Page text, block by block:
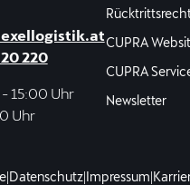
220
15:00 Uhr
Uhr
CUPRA
CUPRA
Newsletter
|Datenschutz|Impressum|